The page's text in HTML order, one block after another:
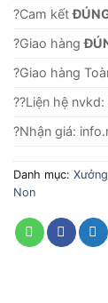
?Cam kết
?Giao hàng
?Giao hàng
??Liện hệ
?Nhận giá:
Danh mục:
Non